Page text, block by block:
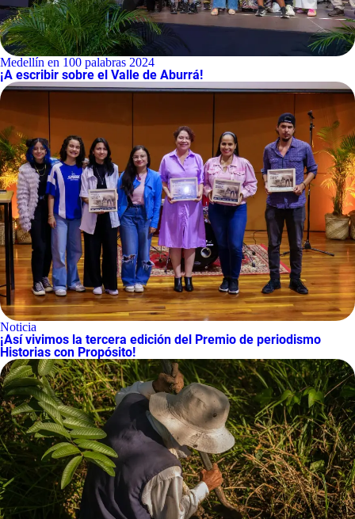
Medellín en 100 palabras 2024
¡A escribir sobre el Valle de Aburrá!
Noticia
¡Así vivimos la tercera edición del Premio de periodismo
Historias con Propósito!